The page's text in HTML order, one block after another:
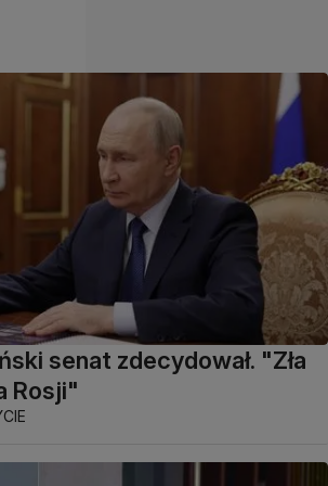
senat zdecydował. "Zła
Rosji"